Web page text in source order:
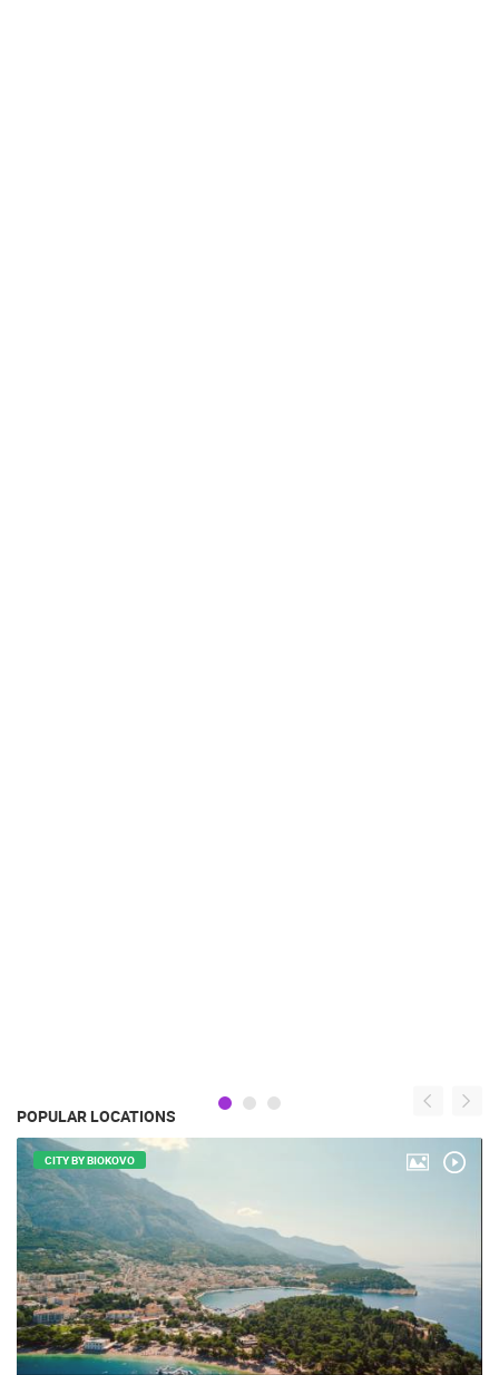
POPULAR LOCATIONS
CITY BY BIOKOVO